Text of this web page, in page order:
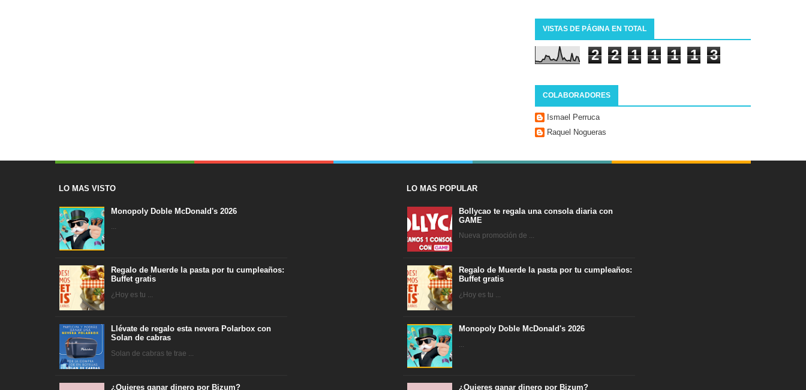
VISTAS DE PÁGINA EN TOTAL
2 2 1 1 1 1 3
COLABORADORES
Ismael Perruca
Raquel Nogueras
LO MAS VISTO
Monopoly Doble McDonald's 2026
...
Regalo de Muerde la pasta por tu cumpleaños:
Buffet gratis
¿Hoy es tu ...
Llévate de regalo esta nevera Polarbox con
Solan de cabras
Solan de cabras te trae ...
¿Quieres ganar dinero por Bizum?
LO MAS POPULAR
Bollycao te regala una consola diaria con
GAME
Nueva promoción de ...
Regalo de Muerde la pasta por tu cumpleaños:
Buffet gratis
¿Hoy es tu ...
Monopoly Doble McDonald's 2026
¿Quieres ganar dinero por Bizum?